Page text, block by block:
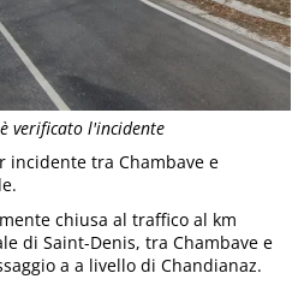
verificato l'incidente
incidente tra Chambave e
chiusa al traffico al km
di Saint-Denis, tra Chambave e
a a livello di Chandianaz.